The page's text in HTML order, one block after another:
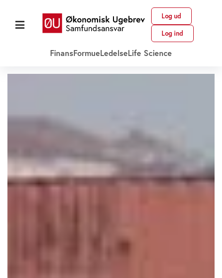
Log ud
Log ind
FinansFormueLedelseLife Science